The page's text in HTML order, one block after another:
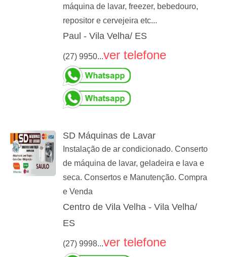
máquina de lavar, freezer, bebedouro,
repositor e cervejeira etc...
Paul - Vila Velha/ ES
(27) 9950...ver telefone
SD Máquinas de Lavar
Instalação de ar condicionado. Conserto
de máquina de lavar, geladeira e lava e
seca. Consertos e Manutenção. Compra
e Venda
Centro de Vila Velha - Vila Velha/
ES
(27) 9998...ver telefone